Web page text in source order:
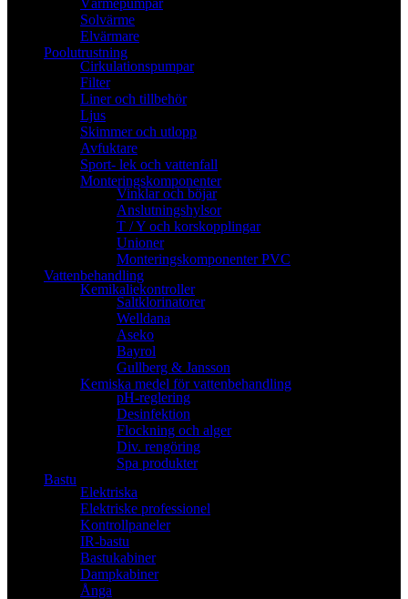
Värmepumpar
Solvärme
Elvärmare
Poolutrustning
Cirkulationspumpar
Filter
Liner och tillbehör
Ljus
Skimmer och utlopp
Avfuktare
Sport- lek och vattenfall
Monteringskomponenter
Vinklar och böjar
Anslutningshylsor
T / Y och korskopplingar
Unioner
Monteringskomponenter PVC
Vattenbehandling
Kemikaliekontroller
Saltklorinatorer
Welldana
Aseko
Bayrol
Gullberg & Jansson
Kemiska medel för vattenbehandling
pH-reglering
Desinfektion
Flockning och alger
Div. rengöring
Spa produkter
Bastu
Elektriska
Elektriske professionel
Kontrollpaneler
IR-bastu
Bastukabiner
Dampkabiner
Ånga